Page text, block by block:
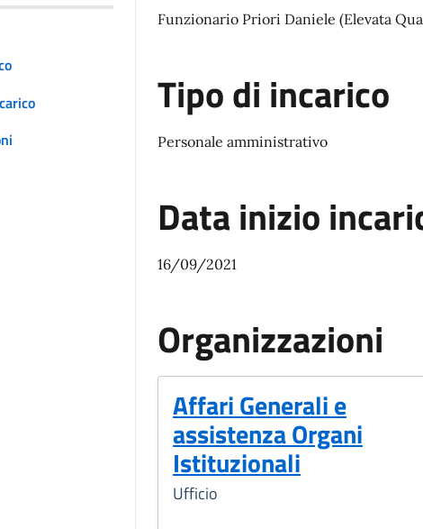
Funzionario Priori Daniele (Elevata
Tipo di incarico
Personale amministrativo
Data inizio
16/09/2021
Organizzazioni
Affari Generali e
assistenza Organi
Istituzionali
Ufficio